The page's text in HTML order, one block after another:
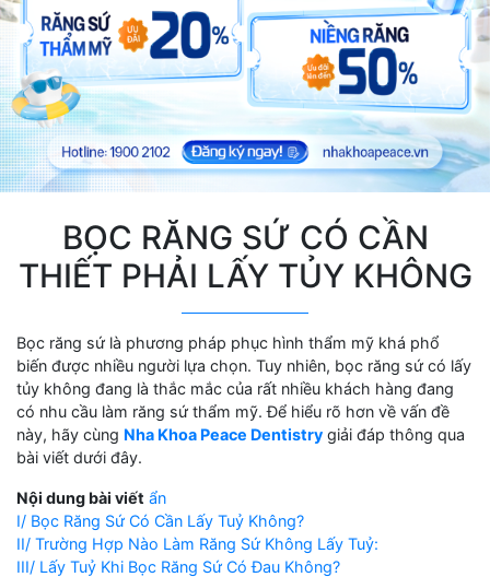
BỌC RĂNG SỨ CÓ CẦN
THIẾT PHẢI LẤY TỦY KHÔNG
Bọc răng sứ là phương pháp phục hình thẩm mỹ khá phổ
biến được nhiều người lựa chọn. Tuy nhiên, bọc răng sứ có lấy
tủy không đang là thắc mắc của rất nhiều khách hàng đang
có nhu cầu làm răng sứ thẩm mỹ. Để hiểu rõ hơn về vấn đề
này, hãy cùng Nha Khoa Peace Dentistry giải đáp thông qua
bài viết dưới đây.
Nội dung bài viết ẩn
I/ Bọc Răng Sứ Có Cần Lấy Tuỷ Không?
II/ Trường Hợp Nào Làm Răng Sứ Không Lấy Tuỷ:
III/ Lấy Tuỷ Khi Bọc Răng Sứ Có Đau Không?